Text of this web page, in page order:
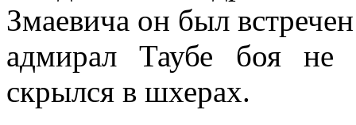
Змаевича он был
адмирал Таубе боя не
скрылся в шхерах.